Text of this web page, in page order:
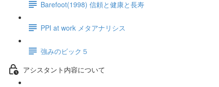
Barefoot(1998) 信頼と健康と長寿
PPI at work メタアナリシス
強みのビック５
アシスタント内容について